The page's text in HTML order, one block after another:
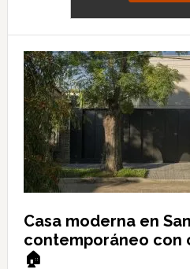
Casa moderna en
contemporáneo con
🏠